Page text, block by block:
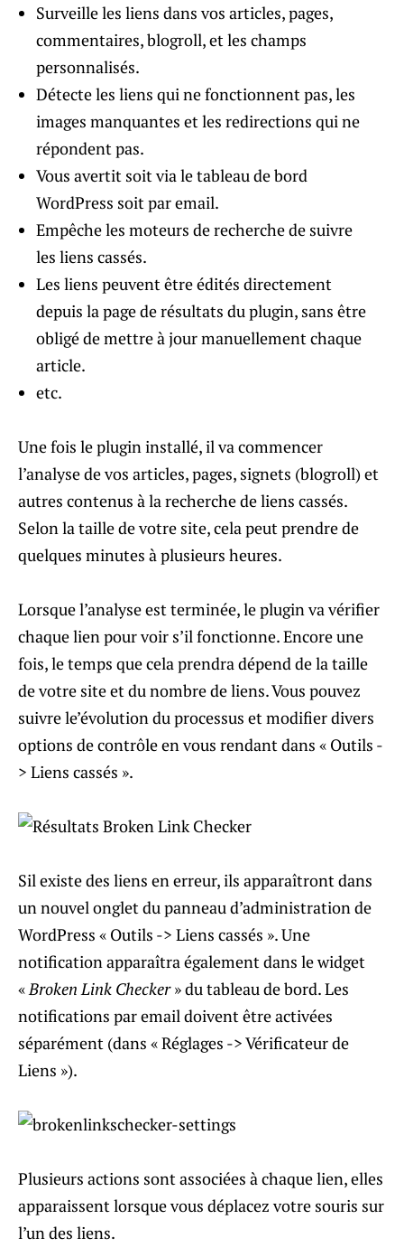
Surveille les liens dans vos articles, pages,
commentaires, blogroll, et les champs
personnalisés.
Détecte les liens qui ne fonctionnent pas, les
images manquantes et les redirections qui ne
répondent pas.
Vous avertit soit via le tableau de bord
WordPress soit par email.
Empêche les moteurs de recherche de suivre
les liens cassés.
Les liens peuvent être édités directement
depuis la page de résultats du plugin, sans être
obligé de mettre à jour manuellement chaque
article.
etc.
Une fois le plugin installé, il va commencer
l’analyse de vos articles, pages, signets (blogroll) et
autres contenus à la recherche de liens cassés.
Selon la taille de votre site, cela peut prendre de
quelques minutes à plusieurs heures.
Lorsque l’analyse est terminée, le plugin va vérifier
chaque lien pour voir s’il fonctionne. Encore une
fois, le temps que cela prendra dépend de la taille
de votre site et du nombre de liens. Vous pouvez
suivre le’évolution du processus et modifier divers
options de contrôle en vous rendant dans « Outils -
> Liens cassés ».
Sil existe des liens en erreur, ils apparaîtront dans
un nouvel onglet du panneau d’administration de
WordPress « Outils -> Liens cassés ». Une
notification apparaîtra également dans le widget
«Broken Link Checker» du tableau de bord. Les
notifications par email doivent être activées
séparément (dans « Réglages -> Vérificateur de
Liens »).
Plusieurs actions sont associées à chaque lien, elles
apparaissent lorsque vous déplacez votre souris sur
l’un des liens.